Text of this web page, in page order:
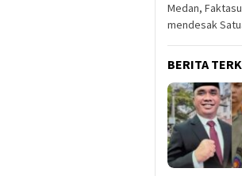
Medan,
mendesak
BERITA